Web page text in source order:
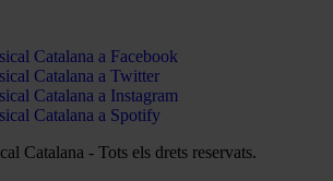
Catalana a Facebook
Catalana a Twitter
Catalana a Instagram
Catalana a Spotify
Catalana - Tots els drets reservats.